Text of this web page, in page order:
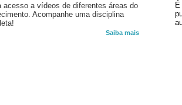
acesso a vídeos de diferentes áreas do
Acompanhe uma disciplina
Saiba mais